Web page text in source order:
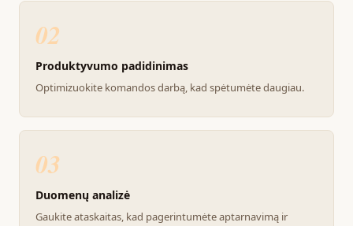
02
Produktyvumo padidinimas
Optimizuokite komandos darbą, kad spėtumėte daugiau.
03
Duomenų analizė
Gaukite ataskaitas, kad pagerintumėte aptarnavimą ir